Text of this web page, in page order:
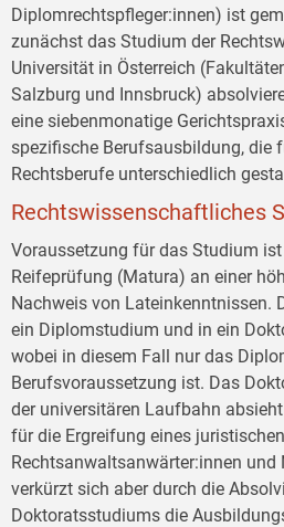
Diplomrechtspfleger:innen) ist
zunächst das Studium der
Universität in Österreich
Salzburg und Innsbruck)
eine siebenmonatige
spezifische Berufsausbildung, die
Rechtsberufe unterschiedlich
Rechtswissenschaftliches
Voraussetzung für das Studium
Reifeprüfung (Matura) an einer
Nachweis von Lateinkenntnissen.
ein Diplomstudium und in ein
wobei in diesem Fall nur das
Berufsvoraussetzung ist. Das
der universitären Laufbahn
für die Ergreifung eines
Rechtsanwaltsanwärter:innen
verkürzt sich aber durch die
Doktoratsstudiums die